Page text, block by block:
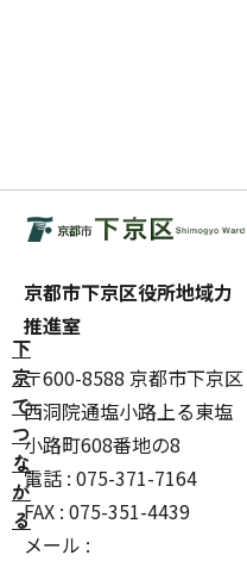
下
京
で
つ
な
が
る
京都市下京区役所地域力
推進室
〒600-8588 京都市下京区
西洞院通塩小路上る東塩
小路町608番地の8
電話 : 075-371-7164
FAX : 075-351-4439
メール :